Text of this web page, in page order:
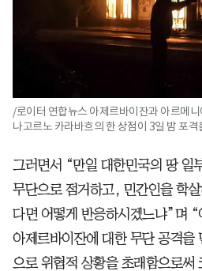
/로이터 연합뉴스 아제르바이잔과 아르메
나고르노 카라바흐의 한 상점이 3일 밤 포
그러면서 “만일 대한민국의 땅 일
무단으로 점거하고, 민간인을 학
다면 어떻게 반응하시겠느냐”며
아제르바이잔에 대한 무단 공격을
으로 위협적 상황을 초래함으로써